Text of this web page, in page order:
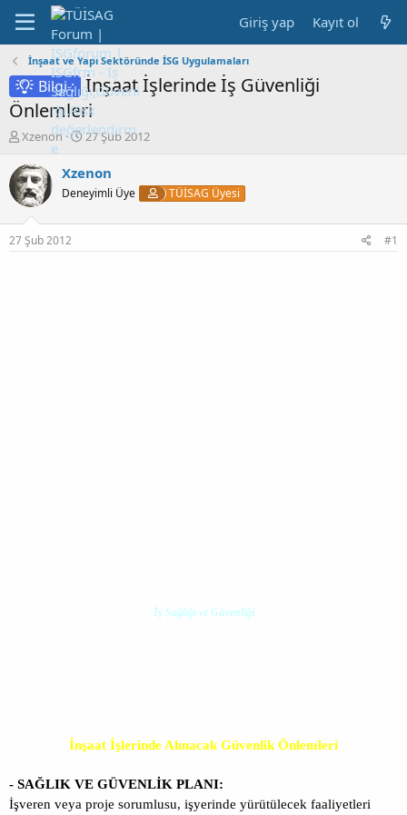
Giriş yap Kayıt ol
İnşaat ve Yapı Sektöründe İSG Uygulamaları
Bilgi : İnşaat İşlerinde İş Güvenliği
Önlemleri
K
n
b
u
u
b
Xzenon
B
ş
a
27 Şub 2012
Xzenon
Deneyimli Üye TÜİSAG Üyesi
27 Şub 2012 #1
İş Sağlığı ve Güvenliği
İnşaat İşlerinde Alınacak Güvenlik Önlemleri
- SAĞLIK VE GÜVENLİK PLANI:
İşveren veya proje sorumlusu, işyerinde yürütülecek faaliyetleri